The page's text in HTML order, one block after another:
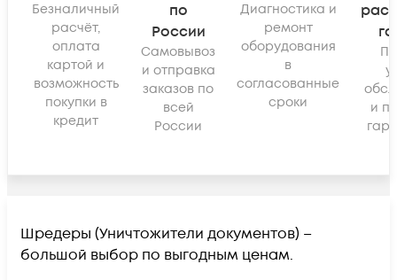
Безналичный
расчёт,
оплата
картой и
возможность
покупки в
кредит
по
России
Самовывоз
и отправка
заказов по
всей
России
Диагностика и
ремонт
оборудования
в
согласованные
сроки
и
Шредеры (Уничтожители документов) –
большой выбор по выгодным ценам.